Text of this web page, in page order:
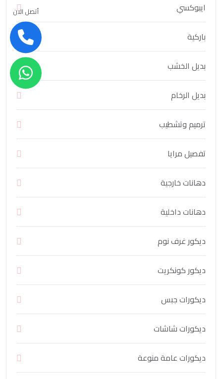
ايبوكسي
باركية
بديل الخشب
بديل الرخام
ترميم وتشطيب
تفصيل مرايا
دهانات خارجية
دهانات داخلية
ديكور غرف نوم
ديكور كونكريت
ديكورات جبس
ديكورات شاشات
ديكورات عامة منوعة
أتصل الان